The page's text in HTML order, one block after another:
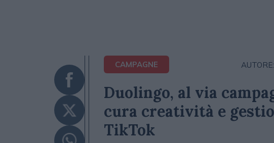
CAMPAGNE
Duolingo, al via
cura creatività e
TikTok